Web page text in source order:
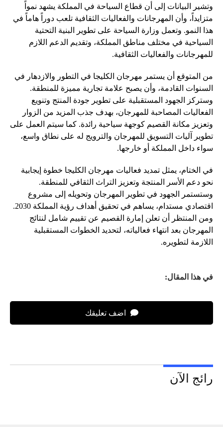
وتشير البيانات إلى أن قطاع السياحة في المملكة يشهد نمواً
متزايداً، وأن المهرجانات والفعاليات الثقافية تلعب دوراً هاماً في
هذا النمو. وتعمل وزارة السياحة على تطوير البنية التحتية
السياحية في مختلف مناطق المملكة، وتقديم الدعم اللازم
للمهرجانات والفعاليات الثقافية.
من المتوقع أن يستمر مهرجان الكليجا في التطور والازدهار في
السنوات القادمة، وأن يصبح علامة تجارية مميزة للمنطقة.
وستركز الجهود المستقبلية على تطوير جودة المنتج وتنويع
الفعاليات المصاحبة للمهرجان، بهدف جذب المزيد من الزوار
وتعزيز مكانة القصيم كوجهة سياحية رائدة. كما سيتم العمل على
تطوير آليات التسويق للمهرجان والترويج له على نطاق واسع،
سواء داخل المملكة أو خارجها.
في الختام، يمثل تمديد فعاليات مهرجان الكليجا خطوة إيجابية
نحو دعم الأسر المنتجة وتعزيز التراث الثقافي للمنطقة.
وستستمر الجهود في تطوير المهرجان وتحويله إلى مشروع
اقتصادي مستدام، يساهم في تحقيق أهداف رؤية المملكة 2030.
ومن المنتظر أن تعلن إمارة القصيم عن تقييم شامل لنتائج
المهرجان بعد انتهاء فعالياته، لتحديد الخطوات المستقبلية
اللازمة لتطويره.
في هذا المقال:
اضف تعليقك
رائج الآن